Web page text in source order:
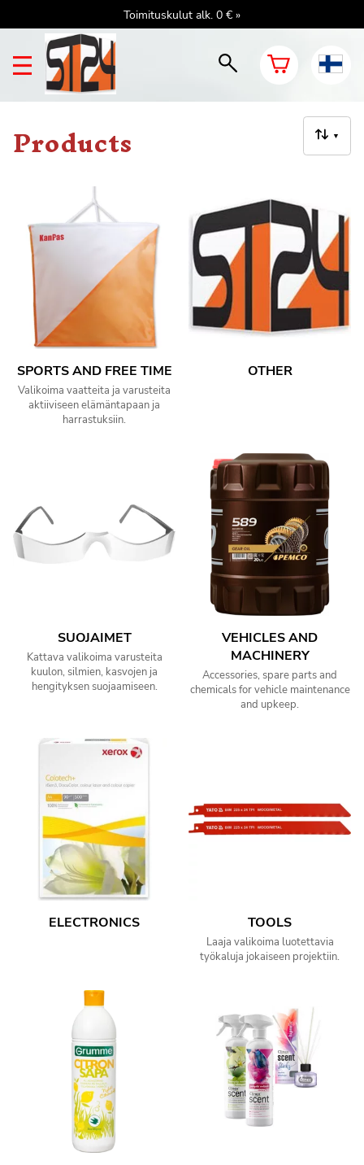
Toimituskulut alk. 0 € »
▼
Products
SPORTS AND FREE TIME
Valikoima vaatteita ja varusteita
aktiiviseen elämäntapaan ja
harrastuksiin.
OTHER
SUOJAIMET
Kattava valikoima varusteita
kuulon, silmien, kasvojen ja
hengityksen suojaamiseen.
VEHICLES AND
MACHINERY
Accessories, spare parts and
chemicals for vehicle maintenance
and upkeep.
ELECTRONICS TOOLS
Laaja valikoima luotettavia
työkaluja jokaiseen projektiin.